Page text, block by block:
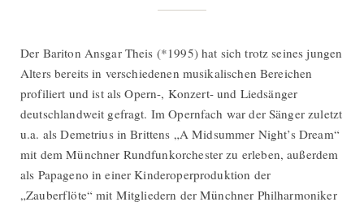
Der Bariton Ansgar Theis (*1995) hat sich trotz seines jungen
Alters bereits in verschiedenen musikalischen Bereichen
profiliert und ist als Opern-, Konzert- und Liedsänger
deutschlandweit gefragt. Im Opernfach war der Sänger zuletzt
u.a. als Demetrius in Brittens „A Midsummer Night’s Dream“
mit dem Münchner Rundfunkorchester zu erleben, außerdem
als Papageno in einer Kinderoperproduktion der
„Zauberflöte“ mit Mitgliedern der Münchner Philharmoniker